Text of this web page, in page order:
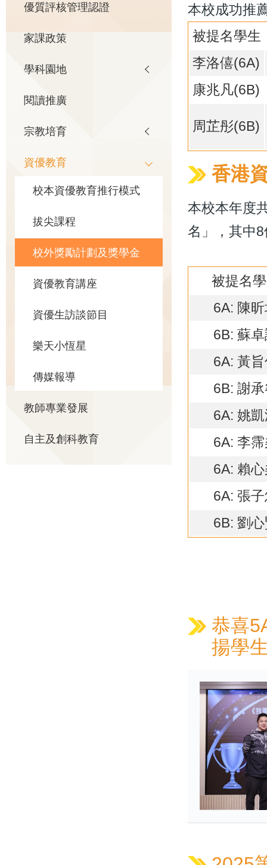
本校成功推
被提名學生
李洛僖(6A)
康兆凡(6B)
周芷彤(6B)
香港
本校本年度
名」，其中
被提名
6A: 陳
6B: 蘇
6A: 黃
6B: 謝
6A: 姚
6A: 李
6A: 賴
6A: 張
6B: 劉
恭喜
揚學
navigation
優質評核管理認證
家課政策
學科園地
閱讀推廣
宗教培育
資優教育
校本資優教育推行模式
拔尖課程
校外獎勵計劃及獎學金
資優教育講座
資優生訪談節目
樂天小恆星
傳媒報導
教師專業發展
自主及創科教育